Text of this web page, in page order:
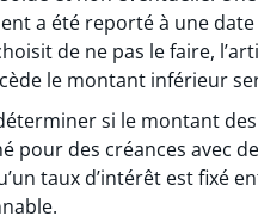
a été reporté à une
de ne pas le faire,
le montant inférieur
si le montant
pour des créances avec
taux d’intérêt est fixé